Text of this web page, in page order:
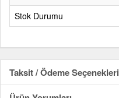
Stok Durumu
Taksit / Ödeme Seçenekleri